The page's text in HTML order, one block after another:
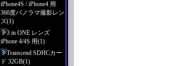
iPhone4S / iPhone4 用
360度パノラマ撮影レン
ズ(1)
3 in ONE レンズ
iPhone 4/4S 用(1)
Transcend SDHCカー
ド 32GB(1)